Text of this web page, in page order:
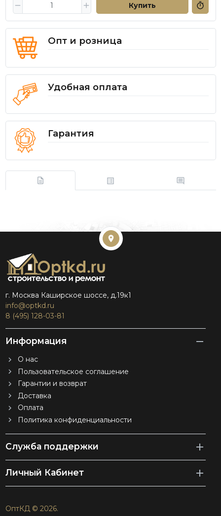
Купить
Опт и розница
Удобная оплата
Гарантия
г. Москва Каширское шоссе, д.19к1
info@optkd.ru
8 (495) 128-03-81
Информация
О нас
Пользовательское соглашение
Гарантии и возврат
Доставка
Оплата
Политика конфиденциальности
Служба поддержки
Личный Кабинет
ОптКД © 2026.